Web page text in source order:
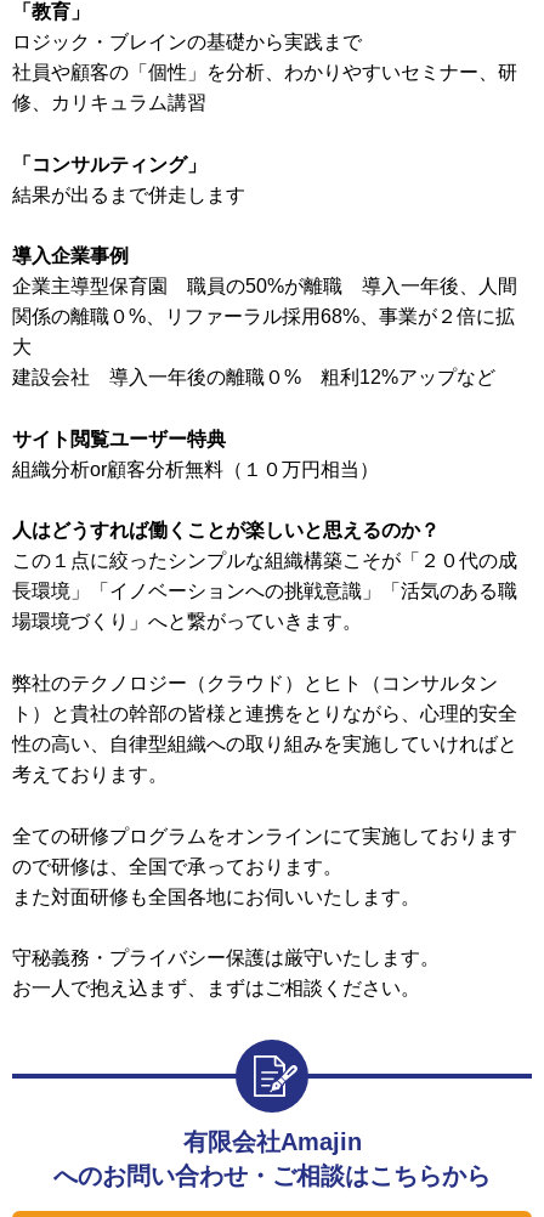
「教育」
ロジック・ブレインの基礎から実践まで
社員や顧客の「個性」を分析、わかりやすいセミナー、研
修、カリキュラム講習
「コンサルティング」
結果が出るまで併走します
導入企業事例
企業主導型保育園 職員の50%が離職 導入一年後、人間
関係の離職０%、リファーラル採用68%、事業が２倍に拡
大
建設会社 導入一年後の離職０% 粗利12%アップなど
サイト閲覧ユーザー特典
組織分析or顧客分析無料（１０万円相当）
人はどうすれば働くことが楽しいと思えるのか？
この１点に絞ったシンプルな組織構築こそが「２０代の成
長環境」「イノベーションへの挑戦意識」「活気のある職
場環境づくり」へと繋がっていきます。
弊社のテクノロジー（クラウド）とヒト（コンサルタン
ト）と貴社の幹部の皆様と連携をとりながら、心理的安全
性の高い、自律型組織への取り組みを実施していければと
考えております。
全ての研修プログラムをオンラインにて実施しております
ので研修は、全国で承っております。
また対面研修も全国各地にお伺いいたします。
守秘義務・プライバシー保護は厳守いたします。
お一人で抱え込まず、まずはご相談ください。
有限会社Amajin
へのお問い合わせ・ご相談はこちらから